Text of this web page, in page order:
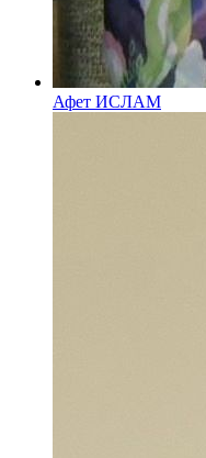
Афет ИСЛАМ